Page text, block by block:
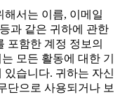
서는 이름, 이메일
과 같은 귀하에 관한
포함한 계정 정보의
모든 활동에 대한 기
습니다. 귀하는 자신
단으로 사용되거나 보